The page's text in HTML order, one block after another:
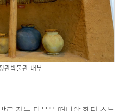
관박물관 내부